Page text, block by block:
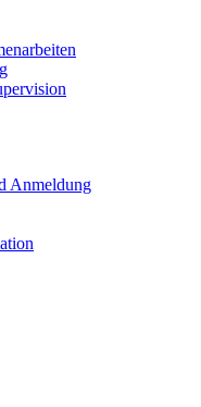
Anmeldung